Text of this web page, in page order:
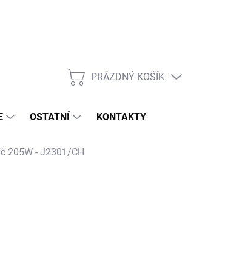
NÁKUPNÍ
PRÁZDNÝ KOŠÍK
OSTATNÍ KONTAKTY
205W - J2301/CH